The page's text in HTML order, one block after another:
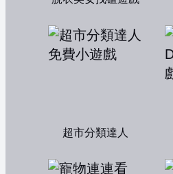
超市分類達人